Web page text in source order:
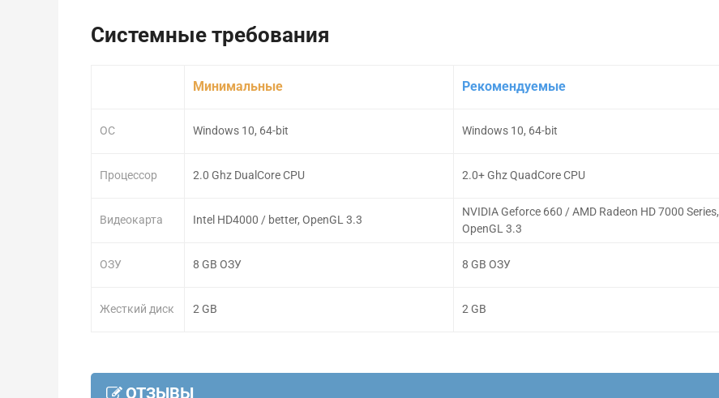
Системные требования
ОС
Процессор
Видеокарта
ОЗУ
Жесткий диск
Минимальные
Windows 10, 64-bit
2.0 Ghz DualCore CPU
Intel HD4000 / better, OpenGL 3.3
8 GB ОЗУ
2 GB
Рекомендуемые
Windows 10, 64-bit
2.0+ Ghz QuadCore CPU
NVIDIA Geforce 660 / AMD Radeon HD 7000 Series,
OpenGL 3.3
8 GB ОЗУ
2 GB
ОТЗЫВЫ